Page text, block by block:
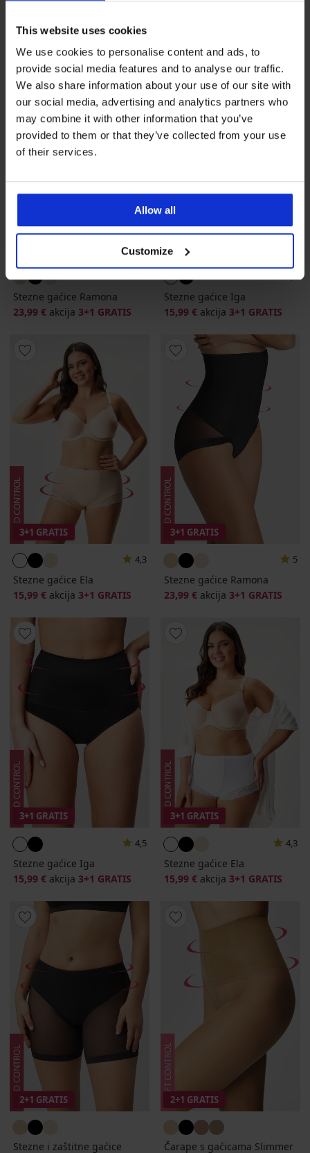
This website uses cookies
We use cookies to personalise content and ads, to
provide social media features and to analyse our traffic.
We also share information about your use of our site with
our social media, advertising and analytics partners who
may combine it with other information that you’ve
provided to them or that they’ve collected from your use
of their services.
Allow all
Customize
28,99 €akcija 3+1 GRATIS
5
Stezne gaćice Ramona
23,99 € akcija 3+1 GRATIS
3+1 GRATIS
4,5
Stezne gaćice Iga
15,99 € akcija 3+1 GRATIS
3+1 GRATIS
4,3
Stezne gaćice Ela
15,99 € akcija 3+1 GRATIS
3+1 GRATIS
5
Stezne gaćice Ramona
23,99 € akcija 3+1 GRATIS
3+1 GRATIS
4,5
Stezne gaćice Iga
15,99 € akcija 3+1 GRATIS
3+1 GRATIS
4,3
Stezne gaćice Ela
15,99 € akcija 3+1 GRATIS
2+1 GRATIS
Stezne i zaštitne gaćice
2+1 GRATIS
Čarape s gaćicama Slimmer